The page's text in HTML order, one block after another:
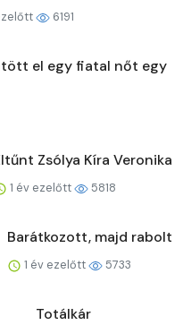
6191
el egy fiatal nőt egy
Zsólya Kíra Veronika
1 év ezelőtt 5818
Barátkozott, majd rabolt
1 év ezelőtt 5733
Totálkár